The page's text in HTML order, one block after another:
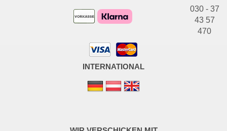
030 - 37
43 57
470
INTERNATIONAL